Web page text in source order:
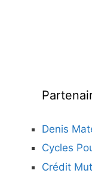
Denis
Cycles
Crédit